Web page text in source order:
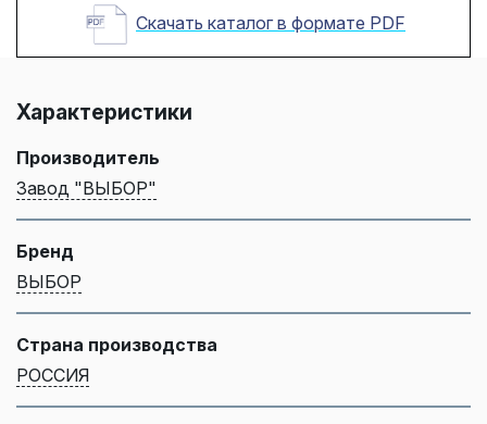
Скачать каталог в формате PDF
Характеристики
Производитель
Завод "ВЫБОР"
Бренд
ВЫБОР
Страна производства
РОССИЯ